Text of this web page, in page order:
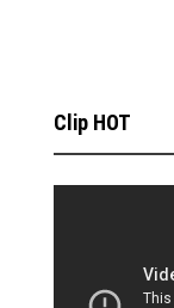
Clip HOT